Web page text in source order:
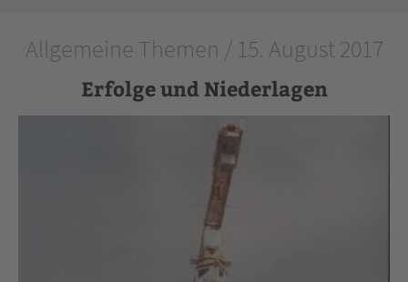
Allgemeine Themen / 15. August 2017
Erfolge und Niederlagen